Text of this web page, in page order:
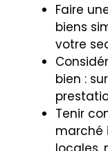
Faire
biens
votre
bien :
Tenir
marché